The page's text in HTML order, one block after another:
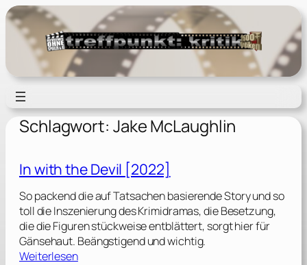
Zum
Inhalt
springen
Schlagwort: Jake McLaughlin
In with the Devil [2022]
So packend die auf Tatsachen basierende Story und so
toll die Inszenierung des Krimidramas, die Besetzung,
die die Figuren stückweise entblättert, sorgt hier für
Gänsehaut. Beängstigend und wichtig.
Weiterlesen: